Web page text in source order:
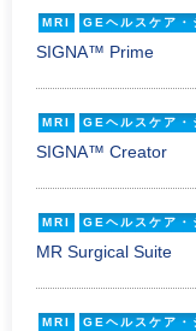
MRI GEヘルスケア・
SIGNA™ Prime
MRI GEヘルスケア・
SIGNA™ Creator
MRI GEヘルスケア・
MR Surgical Suite
MRI GEヘルスケア・